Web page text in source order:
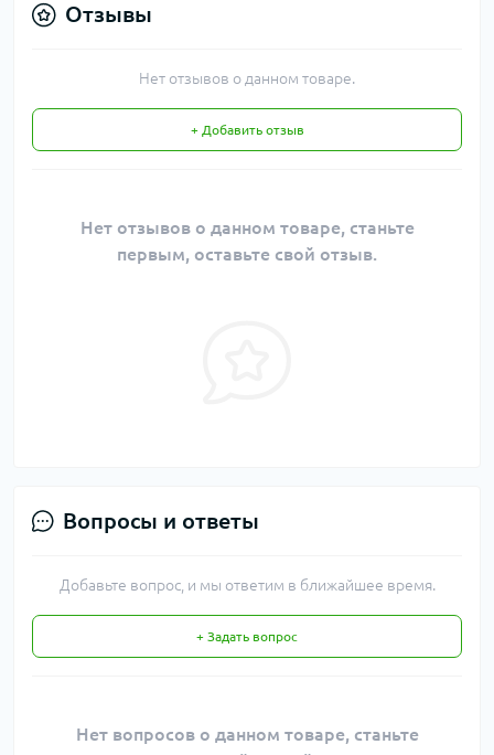
Отзывы
Нет отзывов о данном товаре.
+ Добавить отзыв
Нет отзывов о данном товаре, станьте
первым, оставьте свой отзыв.
Вопросы и ответы
Добавьте вопрос, и мы ответим в ближайшее время.
+ Задать вопрос
Нет вопросов о данном товаре, станьте